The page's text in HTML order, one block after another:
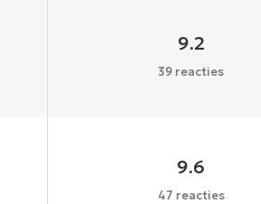
9.2
39 reacties
9.6
47 reacties